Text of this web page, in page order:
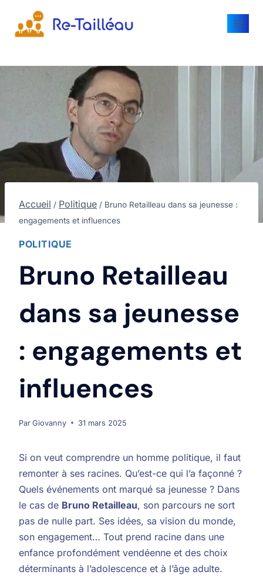
Accueil / Politique / Bruno Retailleau dans sa jeunesse :
engagements et influences
POLITIQUE
Bruno Retailleau
dans sa jeunesse
: engagements et
influences
Par Giovanny 31 mars 2025
Si on veut comprendre un homme politique, il faut
remonter à ses racines. Qu’est-ce qui l’a façonné ?
Quels événements ont marqué sa jeunesse ? Dans
le cas de Bruno Retailleau, son parcours ne sort
pas de nulle part. Ses idées, sa vision du monde,
son engagement… Tout prend racine dans une
enfance profondément vendéenne et des choix
déterminants à l’adolescence et à l’âge adulte.